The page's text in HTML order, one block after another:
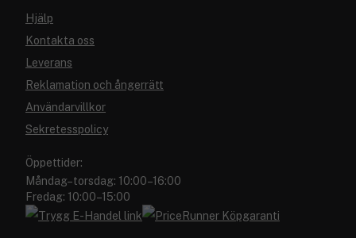
Hjälp
Kontakta oss
Leverans
Reklamation och ångerrätt
Användarvillkor
Sekretesspolicy
Öppettider:
Måndag–torsdag: 10:00–16:00
Fredag: 10:00–15:00